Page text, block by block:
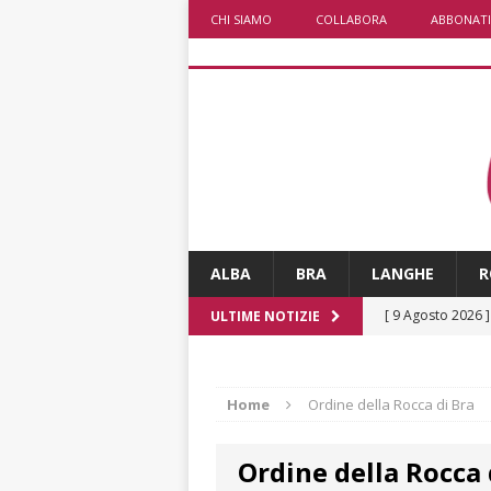
CHI SIAMO COLLABORA ABBONATI
ALBA BRA LANGHE
ULTIME NOTIZIE [ 9 Agosto 2026 ]
fiducia dei clienti
Home Ordine della Rocca di Bra
Ordine della Rocca